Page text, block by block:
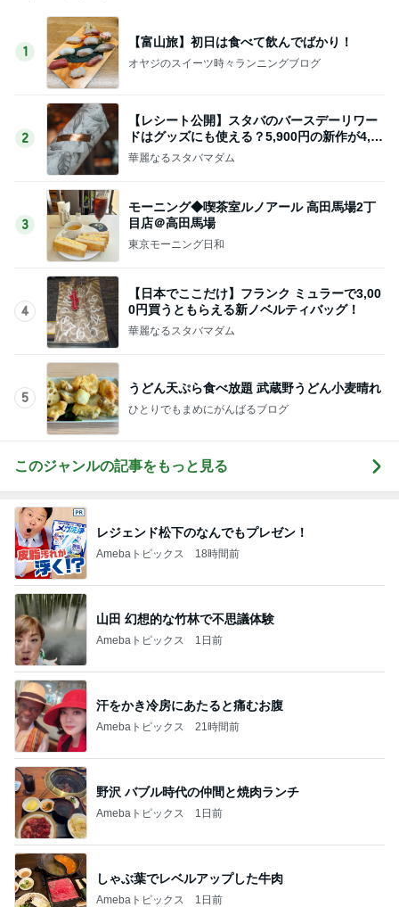
1
【富山旅】初日は食べて飲んでばかり！
オヤジのスイーツ時々ランニングブログ
2
【レシート公開】スタバのバースデーリワー
ドはグッズにも使える？5,900円の新作が4,88
1円に
華麗なるスタバマダム
3
モーニング◆喫茶室ルノアール 高田馬場2丁
目店＠高田馬場
東京モーニング日和
4
【日本でここだけ】フランク ミュラーで3,00
0円買うともらえる新ノベルティバッグ！
華麗なるスタバマダム
5
うどん天ぷら食べ放題 武蔵野うどん小麦晴れ
ひとりでもまめにがんばるブログ
このジャンルの記事をもっと見る
レジェンド松下のなんでもプレゼン！
Amebaトピックス 18時間前
山田 幻想的な竹林で不思議体験
Amebaトピックス 1日前
汗をかき冷房にあたると痛むお腹
Amebaトピックス 21時間前
野沢 バブル時代の仲間と焼肉ランチ
Amebaトピックス 1日前
しゃぶ葉でレベルアップした牛肉
Amebaトピックス 1日前